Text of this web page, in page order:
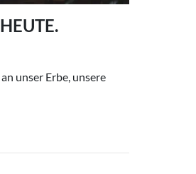
unser Erbe, unsere